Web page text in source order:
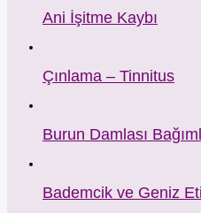
Ani İşitme Kaybı
Çınlama – Tinnitus
Burun Damlası
Bademcik ve Geniz